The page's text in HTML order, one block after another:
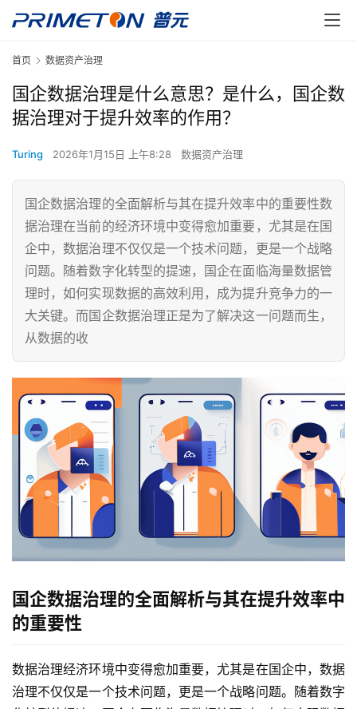
首页 数据资产治理
国企数据治理是什么意思？是什么，国企数
据治理对于提升效率的作用？
Turing 2026年1月15日 上午8:28 数据资产治理
国企数据治理的全面解析与其在提升效率中的重要性数
据治理在当前的经济环境中变得愈加重要，尤其是在国
企中，数据治理不仅仅是一个技术问题，更是一个战略
问题。随着数字化转型的提速，国企在面临海量数据管
理时，如何实现数据的高效利用，成为提升竞争力的一
大关键。而国企数据治理正是为了解决这一问题而生，
从数据的收
国企数据治理的全面解析与其在提升效率中
的重要性
数据治理经济环境中变得愈加重要，尤其是在国企中，数据
治理不仅仅是一个技术问题，更是一个战略问题。随着数字